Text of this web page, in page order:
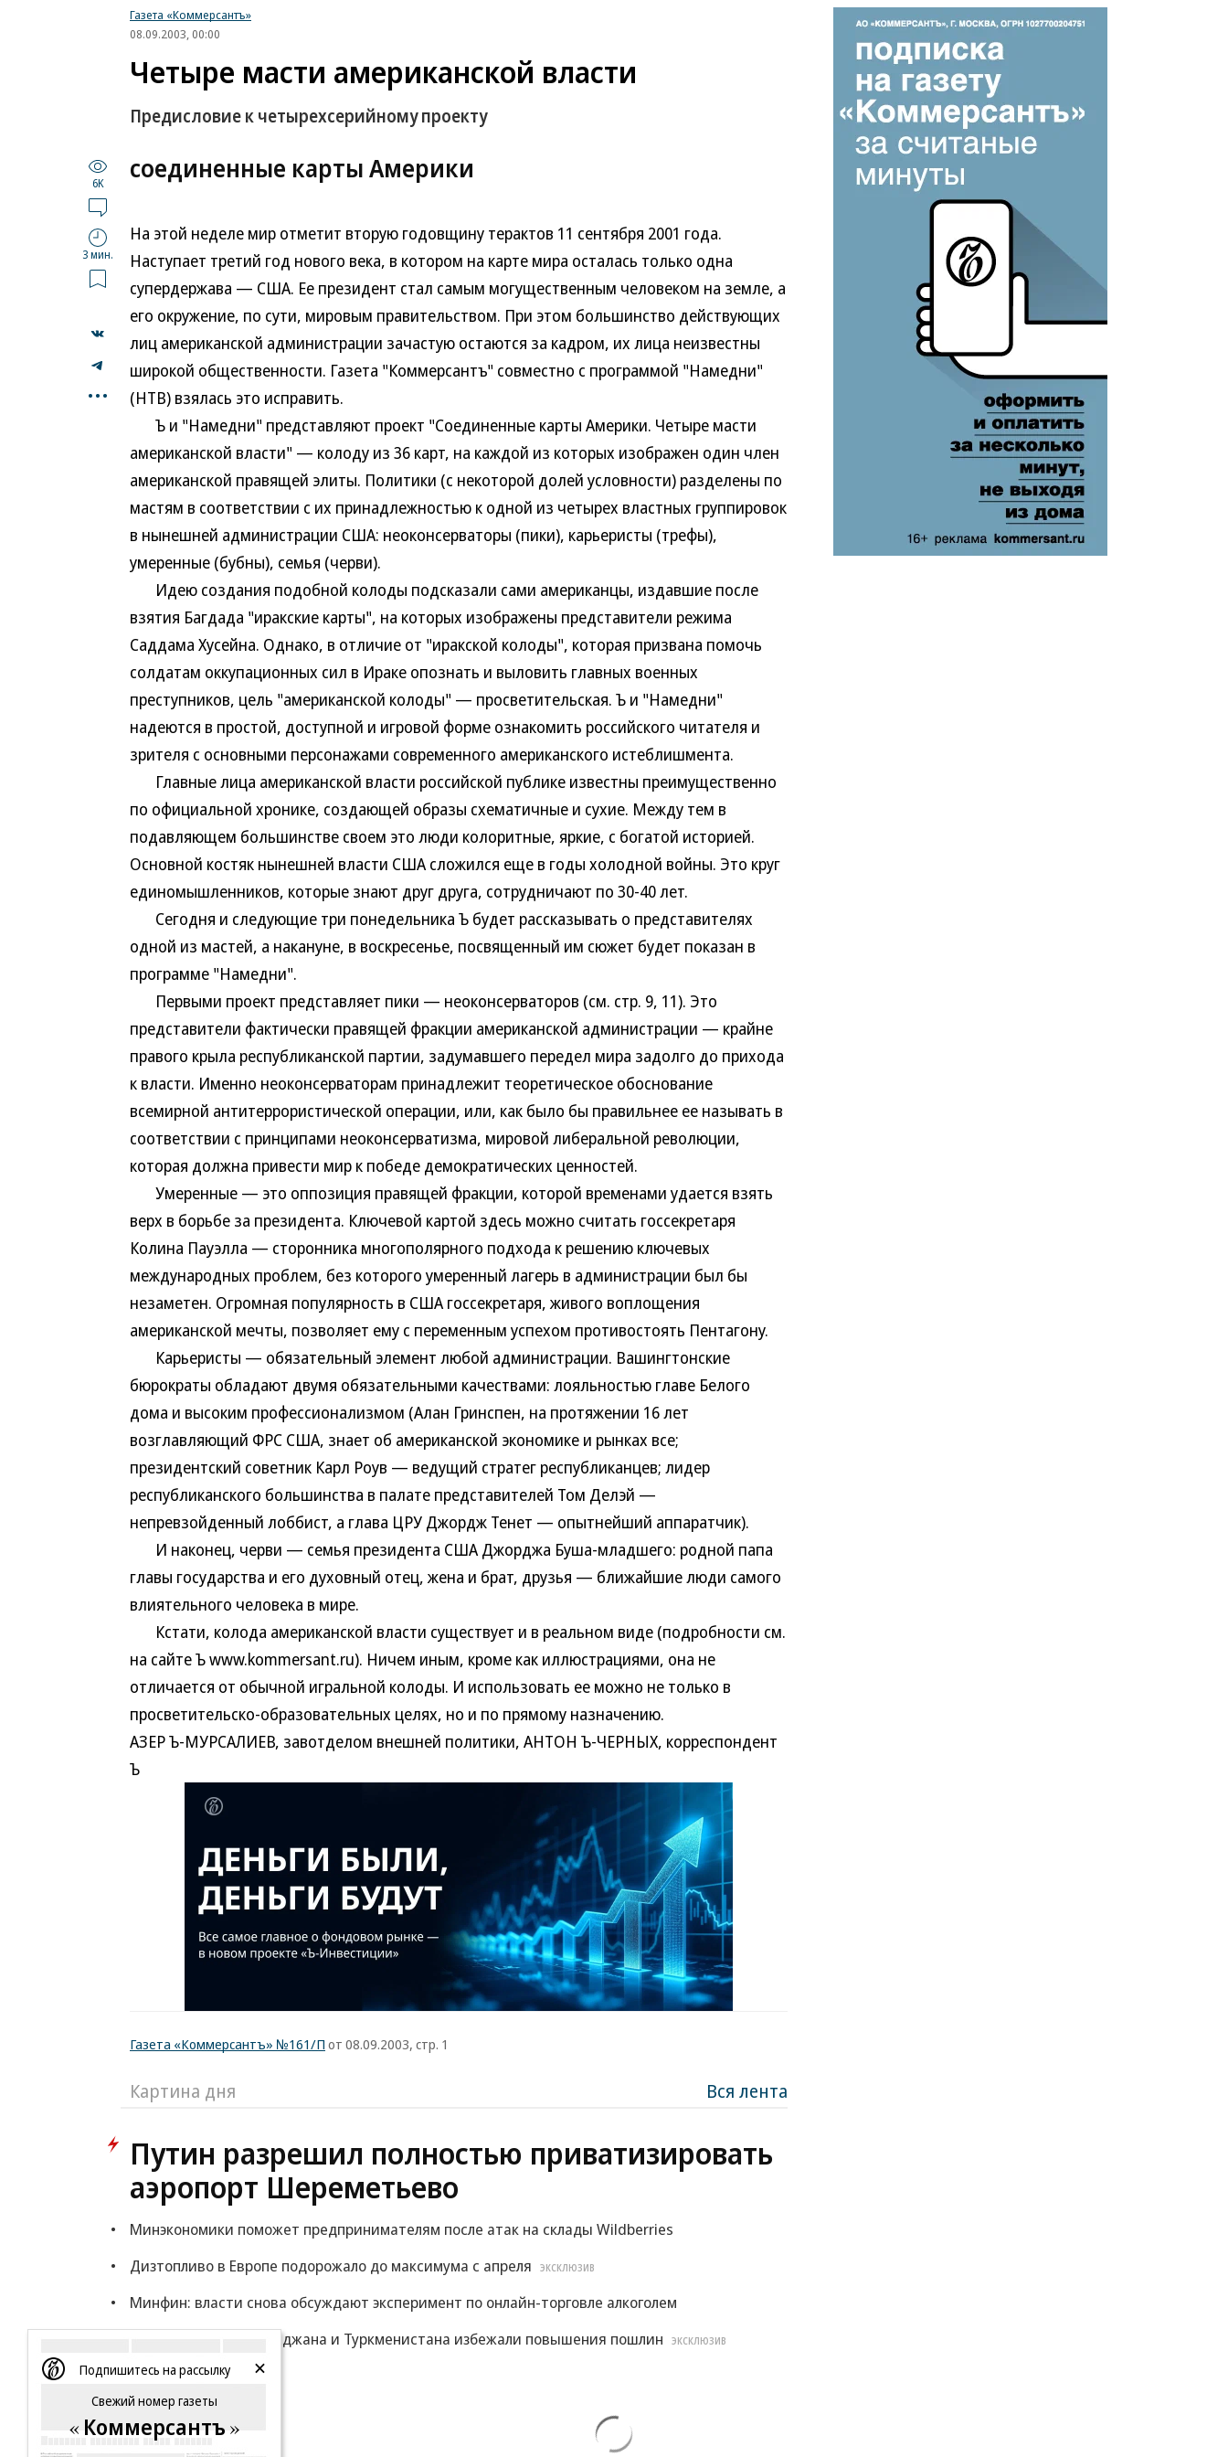
Газета «Коммерсантъ»
08.09.2003, 00:00
Четыре масти американской власти
Предисловие к четырехсерийному проекту
6K
3 мин.
...
соединенные карты Америки
На этой неделе мир отметит вторую годовщину терактов 11 сентября 2001 года.
Наступает третий год нового века, в котором на карте мира осталась только одна
супердержава — США. Ее президент стал самым могущественным человеком на земле, а
его окружение, по сути, мировым правительством. При этом большинство действующих
лиц американской администрации зачастую остаются за кадром, их лица неизвестны
широкой общественности. Газета "Коммерсантъ" совместно с программой "Намедни"
(НТВ) взялась это исправить.
Ъ и "Намедни" представляют проект "Соединенные карты Америки. Четыре масти
американской власти" — колоду из 36 карт, на каждой из которых изображен один член
американской правящей элиты. Политики (с некоторой долей условности) разделены по
мастям в соответствии с их принадлежностью к одной из четырех властных группировок
в нынешней администрации США: неоконсерваторы (пики), карьеристы (трефы),
умеренные (бубны), семья (черви).
Идею создания подобной колоды подсказали сами американцы, издавшие после
взятия Багдада "иракские карты", на которых изображены представители режима
Саддама Хусейна. Однако, в отличие от "иракской колоды", которая призвана помочь
солдатам оккупационных сил в Ираке опознать и выловить главных военных
преступников, цель "американской колоды" — просветительская. Ъ и "Намедни"
надеются в простой, доступной и игровой форме ознакомить российского читателя и
зрителя с основными персонажами современного американского истеблишмента.
Главные лица американской власти российской публике известны преимущественно
по официальной хронике, создающей образы схематичные и сухие. Между тем в
подавляющем большинстве своем это люди колоритные, яркие, с богатой историей.
Основной костяк нынешней власти США сложился еще в годы холодной войны. Это круг
единомышленников, которые знают друг друга, сотрудничают по 30-40 лет.
Сегодня и следующие три понедельника Ъ будет рассказывать о представителях
одной из мастей, а накануне, в воскресенье, посвященный им сюжет будет показан в
программе "Намедни".
Первыми проект представляет пики — неоконсерваторов (см. стр. 9, 11). Это
представители фактически правящей фракции американской администрации — крайне
правого крыла республиканской партии, задумавшего передел мира задолго до прихода
к власти. Именно неоконсерваторам принадлежит теоретическое обоснование
всемирной антитеррористической операции, или, как было бы правильнее ее называть в
соответствии с принципами неоконсерватизма, мировой либеральной революции,
которая должна привести мир к победе демократических ценностей.
Умеренные — это оппозиция правящей фракции, которой временами удается взять
верх в борьбе за президента. Ключевой картой здесь можно считать госсекретаря
Колина Пауэлла — сторонника многополярного подхода к решению ключевых
международных проблем, без которого умеренный лагерь в администрации был бы
незаметен. Огромная популярность в США госсекретаря, живого воплощения
американской мечты, позволяет ему с переменным успехом противостоять Пентагону.
Карьеристы — обязательный элемент любой администрации. Вашингтонские
бюрократы обладают двумя обязательными качествами: лояльностью главе Белого
дома и высоким профессионализмом (Алан Гринспен, на протяжении 16 лет
возглавляющий ФРС США, знает об американской экономике и рынках все;
президентский советник Карл Роув — ведущий стратег республиканцев; лидер
республиканского большинства в палате представителей Том Делэй —
непревзойденный лоббист, а глава ЦРУ Джордж Тенет — опытнейший аппаратчик).
И наконец, черви — семья президента США Джорджа Буша-младшего: родной папа
главы государства и его духовный отец, жена и брат, друзья — ближайшие люди самого
влиятельного человека в мире.
Кстати, колода американской власти существует и в реальном виде (подробности см.
на сайте Ъ www.kommersant.ru). Ничем иным, кроме как иллюстрациями, она не
отличается от обычной игральной колоды. И использовать ее можно не только в
просветительско-образовательных целях, но и по прямому назначению.
АЗЕР Ъ-МУРСАЛИЕВ, завотделом внешней политики, АНТОН Ъ-ЧЕРНЫХ, корреспондент
Ъ
Газета «Коммерсантъ» №161/П от 08.09.2003, стр. 1
Картина дня Вся лента
Путин разрешил полностью приватизировать
аэропорт Шереметьево
Минэкономики поможет предпринимателям после атак на склады Wildberries
Дизтопливо в Европе подорожало до максимума с апреля
ЭКСКЛЮЗИВ
Минфин: власти снова обсуждают эксперимент по онлайн-торговле алкоголем
Полимеры из Азербайджана и Туркменистана избежали повышения пошлин
ЭКСКЛЮЗИВ
Еще
Подпишитесь на рассылку
Свежий номер газеты
Коммерсантъ